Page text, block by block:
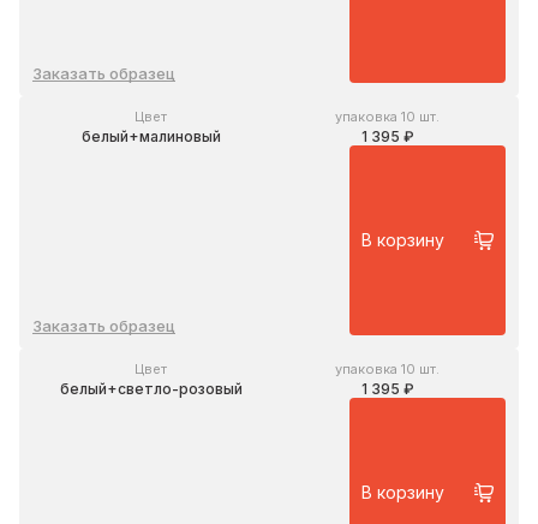
Заказать образец
Цвет
белый+малиновый
упаковка 10 шт.
1 395 ₽
Заказать образец
В корзину
Цвет
белый+светло-розовый
упаковка 10 шт.
1 395 ₽
В корзину